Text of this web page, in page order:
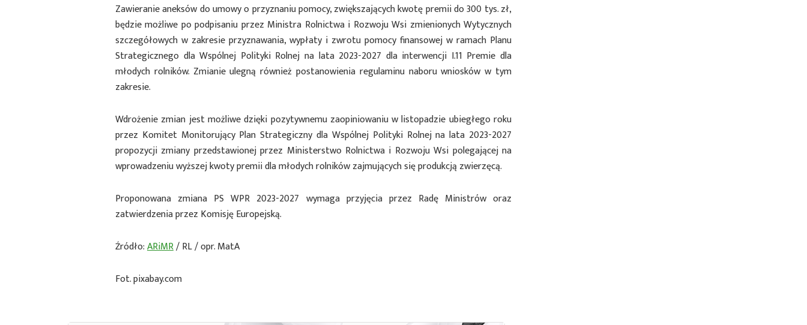
Zawieranie aneksów do umowy o przyznaniu pomocy, zwiększających kwotę premii do 300 tys. zł,
będzie możliwe po podpisaniu przez Ministra Rolnictwa i Rozwoju Wsi zmienionych Wytycznych
szczegółowych w zakresie przyznawania, wypłaty i zwrotu pomocy finansowej w ramach Planu
Strategicznego dla Wspólnej Polityki Rolnej na lata 2023-2027 dla interwencji I.11 Premie dla
młodych rolników. Zmianie ulegną również postanowienia regulaminu naboru wniosków w tym
zakresie.
Wdrożenie zmian jest możliwe dzięki pozytywnemu zaopiniowaniu w listopadzie ubiegłego roku
przez Komitet Monitorujący Plan Strategiczny dla Wspólnej Polityki Rolnej na lata 2023-2027
propozycji zmiany przedstawionej przez Ministerstwo Rolnictwa i Rozwoju Wsi polegającej na
wprowadzeniu wyższej kwoty premii dla młodych rolników zajmujących się produkcją zwierzęcą.
Proponowana zmiana PS WPR 2023-2027 wymaga przyjęcia przez Radę Ministrów oraz
zatwierdzenia przez Komisję Europejską.
Źródło:ARiMR/ RL / opr. MatA
Fot. pixabay.com